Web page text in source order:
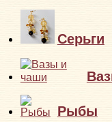
Серьги
Рыбы